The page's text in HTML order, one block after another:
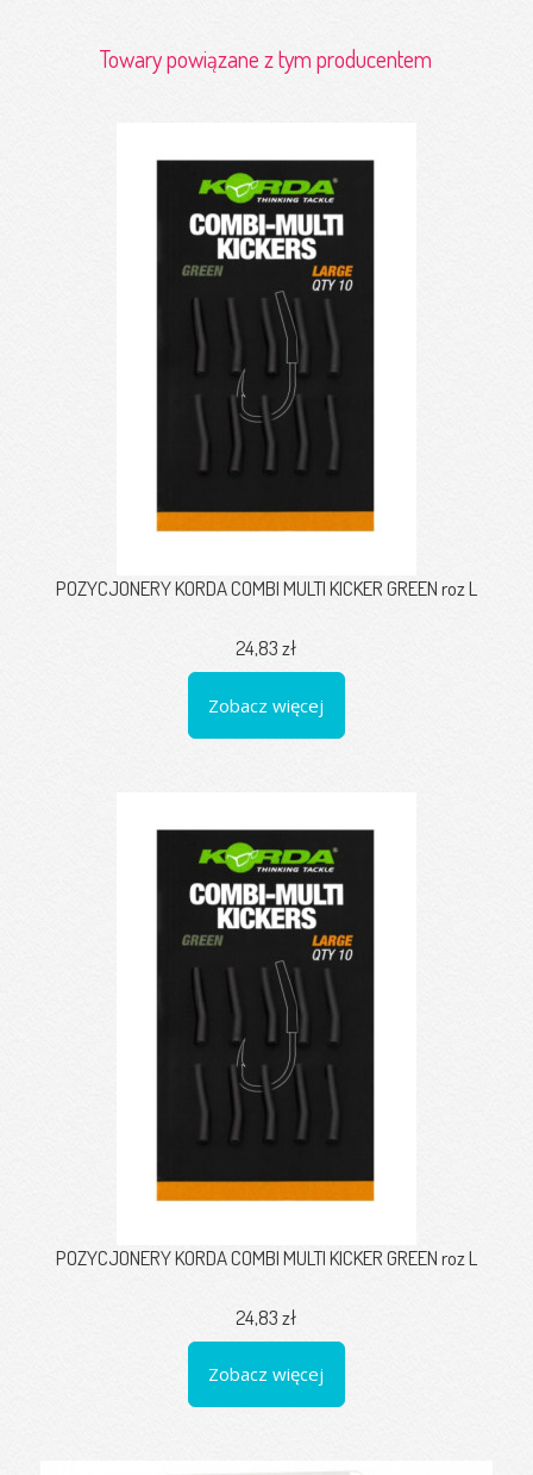
Towary powiązane z tym producentem
POZYCJONERY KORDA COMBI MULTI KICKER GREEN roz L
24,83 zł
Zobacz więcej
POZYCJONERY KORDA COMBI MULTI KICKER GREEN roz L
24,83 zł
Zobacz więcej